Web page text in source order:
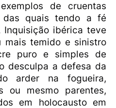
de cruentas
das quais tendo a fé
ibérica teve
mais temido e sinistro
puro e simples de
desculpa a defesa da
arder na fogueira,
ou mesmo parentes,
em holocausto em